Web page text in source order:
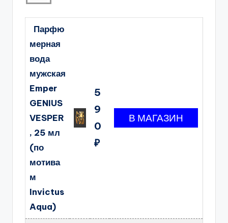
Парфю
мерная
вода
мужская
Emper
GENIUS
VESPER
, 25 мл
(по
мотива
м
Invictus
Aqua)
5
9
0
₽